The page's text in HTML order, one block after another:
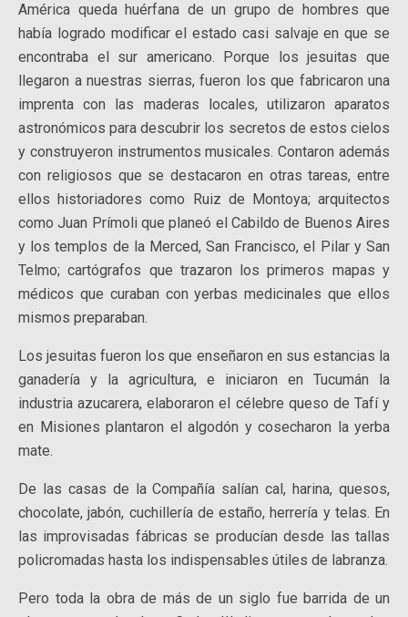
América queda huérfana de un grupo de hombres que
había logrado modificar el estado casi salvaje en que se
encontraba el sur americano. Porque los jesuitas que
llegaron a nuestras sierras, fueron los que fabricaron una
imprenta con las maderas locales, utilizaron aparatos
astronómicos para descubrir los secretos de estos cielos
y construyeron instrumentos musicales. Contaron además
con religiosos que se destacaron en otras tareas, entre
ellos historiadores como Ruiz de Montoya; arquitectos
como Juan Prímoli que planeó el Cabildo de Buenos Aires
y los templos de la Merced, San Francisco, el Pilar y San
Telmo; cartógrafos que trazaron los primeros mapas y
médicos que curaban con yerbas medicinales que ellos
mismos preparaban.
Los jesuitas fueron los que enseñaron en sus estancias la
ganadería y la agricultura, e iniciaron en Tucumán la
industria azucarera, elaboraron el célebre queso de Tafí y
en Misiones plantaron el algodón y cosecharon la yerba
mate.
De las casas de la Compañía salían cal, harina, quesos,
chocolate, jabón, cuchillería de estaño, herrería y telas. En
las improvisadas fábricas se producían desde las tallas
policromadas hasta los indispensables útiles de labranza.
Pero toda la obra de más de un siglo fue barrida de un